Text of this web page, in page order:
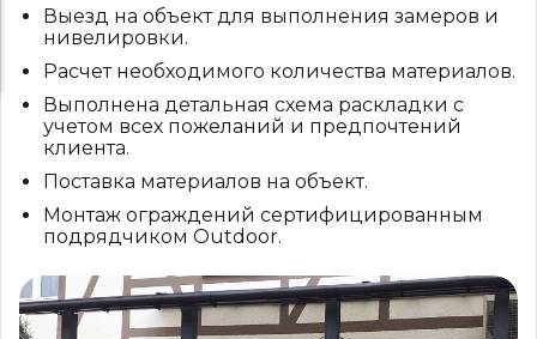
Выезд на объект для выполнения замеров и
нивелировки.
Расчет необходимого количества материалов.
Выполнена детальная схема раскладки с
учетом всех пожеланий и предпочтений
клиента.
Поставка материалов на объект.
Монтаж ограждений сертифицированным
подрядчиком Outdoor.